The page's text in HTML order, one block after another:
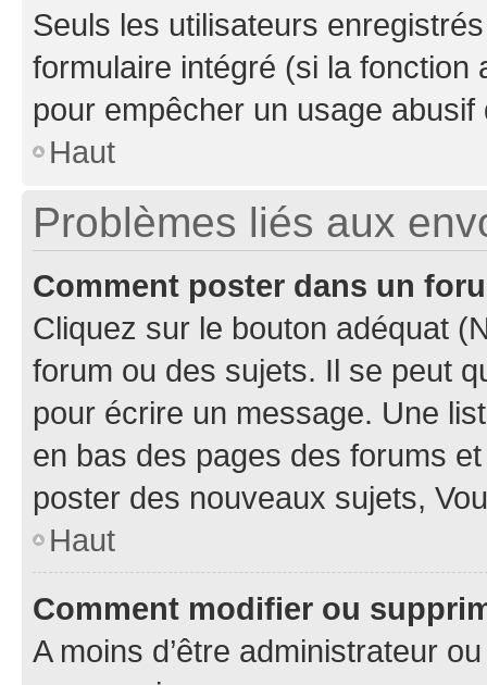
Seuls les utilisateurs
formulaire intégré (si la fonction
pour empêcher un usage
Haut
Problèmes liés aux
Comment poster dans un
Cliquez sur le bouton adéquat
forum ou des sujets. Il se peut
pour écrire un message. Une
en bas des pages des forums
poster des nouveaux sujets,
Haut
Comment modifier ou
A moins d’être administrateur